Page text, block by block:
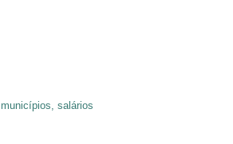
municípios, salários